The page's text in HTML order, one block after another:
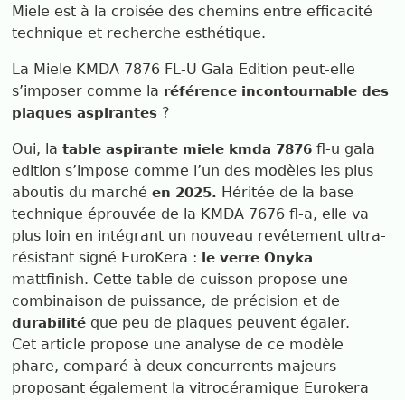
Miele est à la croisée des chemins entre efficacité
technique et recherche esthétique.
La Miele KMDA 7876 FL-U Gala Edition peut-elle
s’imposer comme la référence incontournable des
plaques aspirantes ?
Oui, l a table aspirante miele kmda 7876 fl-u gala
edition s’impose comme l’un des modèles les plus
aboutis du marché en 2025. Héritée de la base
technique éprouvée de la KMDA 7676 fl-a, elle va
plus loin en intégrant un nouveau revêtement ultra-
résistant signé EuroKera :
le verre Onyka
mattfinish. Cette table de cuisson propose une
combinaison de puissance, de précision et de
durabilité que peu de plaques peuvent égaler.
Cet article propose une analyse de ce modèle
phare, comparé à deux concurrents majeurs
proposant également la vitrocéramique Eurokera